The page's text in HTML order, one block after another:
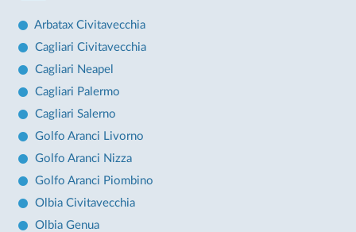
Arbatax Civitavecchia
Cagliari Civitavecchia
Cagliari Neapel
Cagliari Palermo
Cagliari Salerno
Golfo Aranci Livorno
Golfo Aranci Nizza
Golfo Aranci Piombino
Olbia Civitavecchia
Olbia Genua